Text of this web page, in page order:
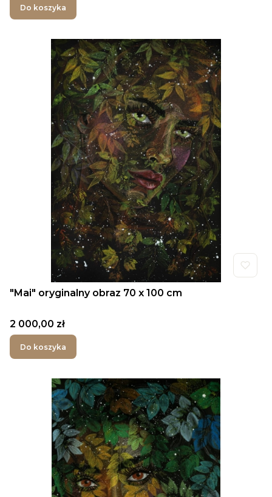
Do koszyka
"Mai" oryginalny obraz 70 x 100 cm
Cena
2 000,00 zł
Do koszyka